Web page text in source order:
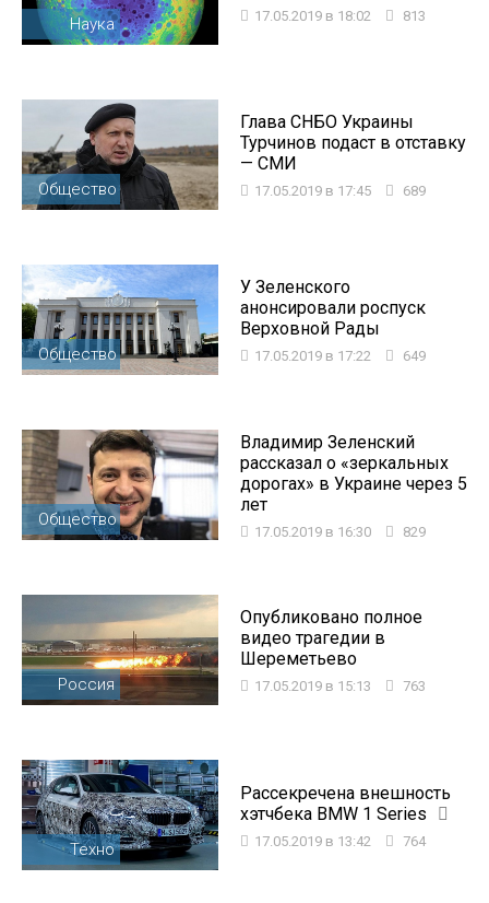
Наука 17.05.2019 в 18:02 813
Общество
Глава СНБО Украины
Турчинов подаст в отставку
— СМИ
17.05.2019 в 17:45 689
Общество
У Зеленского
анонсировали роспуск
Верховной Рады
17.05.2019 в 17:22 649
Общество
Владимир Зеленский
рассказал о «зеркальных
дорогах» в Украине через 5
лет
17.05.2019 в 16:30 829
Россия
Опубликовано полное
видео трагедии в
Шереметьево
17.05.2019 в 15:13 763
Техно
Рассекречена внешность
хэтчбека BMW 1 Series
17.05.2019 в 13:42 764